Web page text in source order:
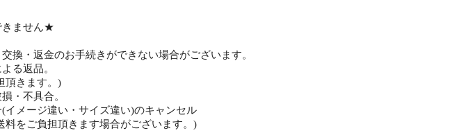
きません★
返金のお手続きができない場合がございます。
る返品。
きます。)
・不具合。
メージ違い・サイズ違い)のキャンセル
ご負担頂きます場合がございます。)